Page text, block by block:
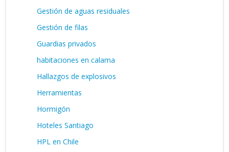
Gestión de aguas residuales
Gestión de filas
Guardias privados
habitaciones en calama
Hallazgos de explosivos
Herramientas
Hormigón
Hoteles Santiago
HPL en Chile